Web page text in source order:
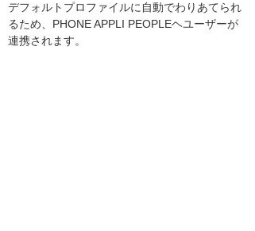
デフォルトプロファイルに自動でわりあてられ
るため、PHONE APPLI PEOPLEヘユーザーが
連携されます。